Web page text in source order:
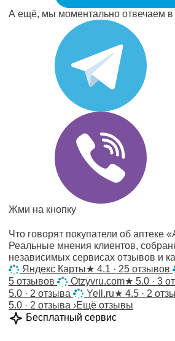
А ещё, мы моментально отвечаем в
Жми на кнопку
Что говорят покупатели об аптеке
Реальные мнения клиентов,
независимых сервисах отзывов и
Яндекс Карты★ 4.1 · 25 отзывов
5 отзывов
Otzyvru.com★ 5.0 · 3
5.0 · 2 отзыва
Yell.ru★ 4.5 · 2
5.0 · 2 отзыва ›Ещё отзывы
Бесплатный сервис